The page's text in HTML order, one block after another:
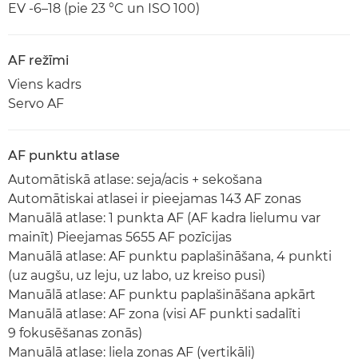
EV -6–18 (pie 23 °C un ISO 100)
AF režīmi
Viens kadrs
Servo AF
AF punktu atlase
Automātiskā atlase: seja/acis + sekošana
Automātiskai atlasei ir pieejamas 143 AF zonas
Manuālā atlase: 1 punkta AF (AF kadra lielumu var
mainīt) Pieejamas 5655 AF pozīcijas
Manuālā atlase: AF punktu paplašināšana, 4 punkti
(uz augšu, uz leju, uz labo, uz kreiso pusi)
Manuālā atlase: AF punktu paplašināšana apkārt
Manuālā atlase: AF zona (visi AF punkti sadalīti
9 fokusēšanas zonās)
Manuālā atlase: liela zonas AF (vertikāli)